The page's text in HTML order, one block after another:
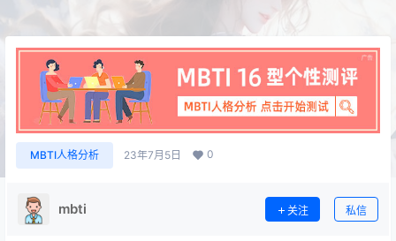
MBTI人格分析 23年7月5日 0
mbti 关注 私信